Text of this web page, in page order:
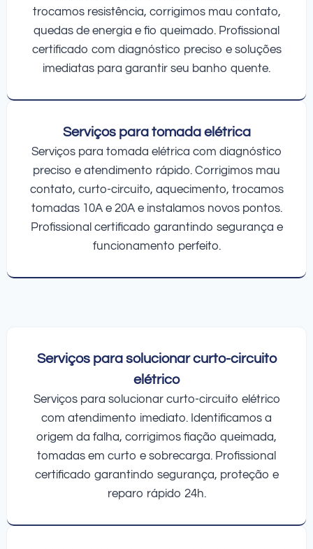
trocamos resistência, corrigimos mau contato,
quedas de energia e fio queimado. Profissional
certificado com diagnóstico preciso e soluções
imediatas para garantir seu banho quente.
Serviços para tomada elétrica
Serviços para tomada elétrica com diagnóstico
preciso e atendimento rápido. Corrigimos mau
contato, curto-circuito, aquecimento, trocamos
tomadas 10A e 20A e instalamos novos pontos.
Profissional certificado garantindo segurança e
funcionamento perfeito.
Serviços para solucionar curto-circuito
elétrico
Serviços para solucionar curto-circuito elétrico
com atendimento imediato. Identificamos a
origem da falha, corrigimos fiação queimada,
tomadas em curto e sobrecarga. Profissional
certificado garantindo segurança, proteção e
reparo rápido 24h.